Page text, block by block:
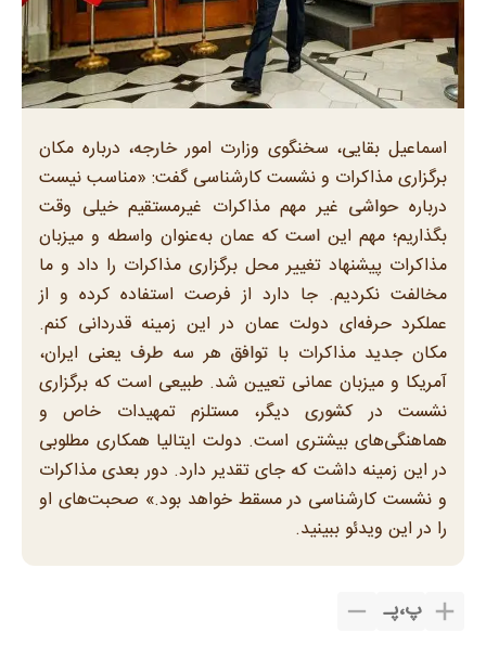
اسماعیل بقایی، سخنگوی وزارت امور خارجه، درباره مکان
برگزاری مذاکرات و نشست کارشناسی گفت: «مناسب نیست
درباره حواشی غیر مهم مذاکرات غیرمستقیم خیلی وقت
بگذاریم؛ مهم این است که عمان به‌عنوان واسطه و میزبان
مذاکرات پیشنهاد تغییر محل برگزاری مذاکرات را داد و ما
مخالفت نکردیم. جا دارد از فرصت استفاده کرده و از
عملکرد حرفه‌ای دولت عمان در این زمینه قدردانی کنم.
مکان جدید مذاکرات با توافق هر سه طرف یعنی ایران،
آمریکا و میزبان عمانی تعیین شد. طبیعی است که برگزاری
نشست در کشوری دیگر، مستلزم تمهیدات خاص و
هماهنگی‌های بیشتری است. دولت ایتالیا همکاری مطلوبی
در این زمینه داشت که جای تقدیر دارد. دور بعدی مذاکرات
و نشست کارشناسی در مسقط خواهد بود.» صحبت‌های او
را در این ویدئو ببینید.
پ،پـ